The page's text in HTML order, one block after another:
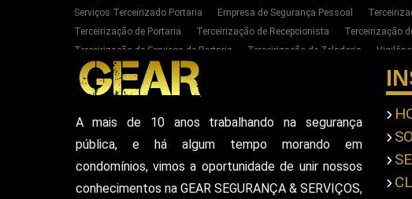
Serviços Terceirizado Portaria
Empresa de Segurança Pessoal
Terceirização de Portaria
Terceirização de Recepcionista Terceirização
Terceirização de Serviços de Portaria
Terceirização de Zeladoria
Empresas de Portaria E Limpeza Sp Zona Oeste
Empresas de Segurança
Serviços Terceirizado Portaria em SP
Segurança Patrimonial para
Contratar Seguranca
Empresa De Seguranca Particular
Empresa De Seguranca Patrimonial
Seguranca Particular Armada
Seguranca Pessoal Privada Escolta
Vigilante De Seguranca Pessoal Privada
Empresa De Seguranca Privada Em
A mais de 10 anos trabalhando na segurança
pública, e há algum tempo morando em
condomínios, vimos a oportunidade de unir nossos
conhecimentos na GEAR SEGURANÇA & SERVIÇOS,